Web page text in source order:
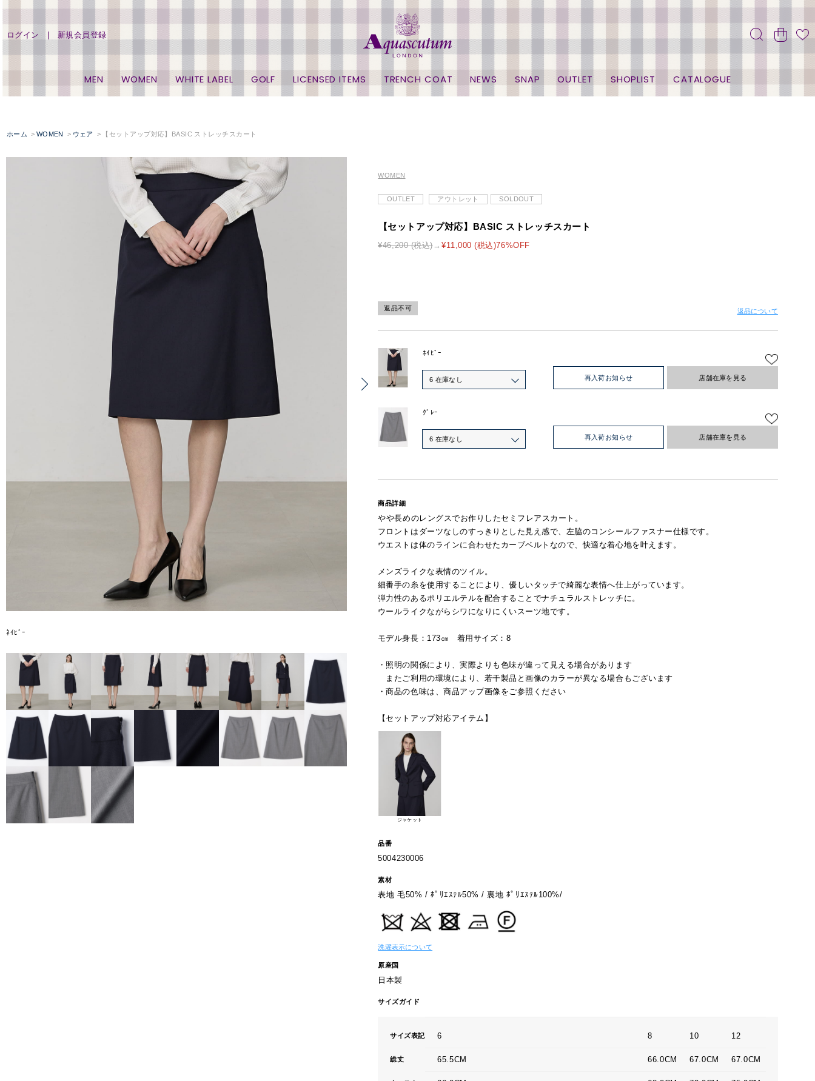
ログイン 新規会員登録
MEN WOMEN WHITE LABEL GOLF LICENSED ITEMS TRENCH COAT NEWS SNAP OUTLET SHOPLIST CATALOGUE
ホーム WOMEN ウェア 【セットアップ対応】BASIC ストレッチスカート
ﾈｲﾋﾞｰ
WOMEN
OUTLET アウトレット SOLDOUT
【セットアップ対応】BASIC ストレッチスカート
¥46,200 (税込) ¥11,000 (税込)76%OFF
返品不可 返品について
ﾈｲﾋﾞｰ
6 在庫なし 再入荷お知らせ 店舗在庫を見る
ｸﾞﾚｰ
6 在庫なし 再入荷お知らせ 店舗在庫を見る
商品詳細
やや長めのレングスでお作りしたセミフレアスカート。
フロントはダーツなしのすっきりとした見え感で、左脇のコンシールファスナー仕様です。
ウエストは体のラインに合わせたカーブベルトなので、快適な着心地を叶えます。
メンズライクな表情のツイル。
細番手の糸を使用することにより、優しいタッチで綺麗な表情へ仕上がっています。
弾力性のあるポリエルテルを配合することでナチュラルストレッチに。
ウールライクながらシワになりにくいスーツ地です。
モデル身長：173㎝ 着用サイズ：8
・照明の関係により、実際よりも色味が違って見える場合があります
またご利用の環境により、若干製品と画像のカラーが異なる場合もございます
・商品の色味は、商品アップ画像をご参照ください
【セットアップ対応アイテム】
ジャケット
品番
5004230006
素材
表地 毛50% / ﾎﾟﾘｴｽﾃﾙ50% / 裏地 ﾎﾟﾘｴｽﾃﾙ100%/
洗濯表示について
原産国
日本製
サイズガイド
サイズ表記 6 8 10 12
総丈 65.5CM 66.0CM 67.0CM 67.0CM